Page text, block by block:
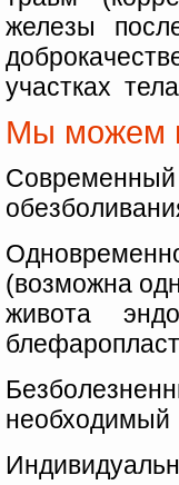
железы
участках
Мы можем
(возможна
живота